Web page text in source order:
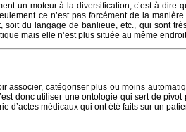
un moteur à la diversification, c’est à dire
ce n’est pas forcément de la
soit du langage de banlieue, etc., qui sont
mais elle n’est plus située au même
associer, catégoriser plus ou moins
donc utiliser une ontologie qui sert de pivot
d’actes médicaux qui ont été faits sur un